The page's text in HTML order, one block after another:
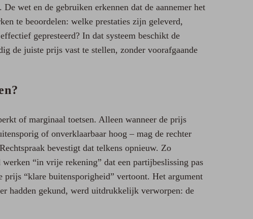
wet en de gebruiken erkennen dat de aannemer het
te beoordelen: welke prestaties zijn geleverd,
gepresteerd? In dat systeem beschikt de
de juiste prijs vast te stellen, zonder voorafgaande
of marginaal toetsen. Alleen wanneer de prijs
of onverklaarbaar hoog – mag de rechter
bevestigt dat telkens opnieuw. Zo
“in vrije rekening” dat een partijbeslissing pas
prijs “klare buitensporigheid” vertoont. Het argument
hadden gekund, werd uitdrukkelijk verworpen: de